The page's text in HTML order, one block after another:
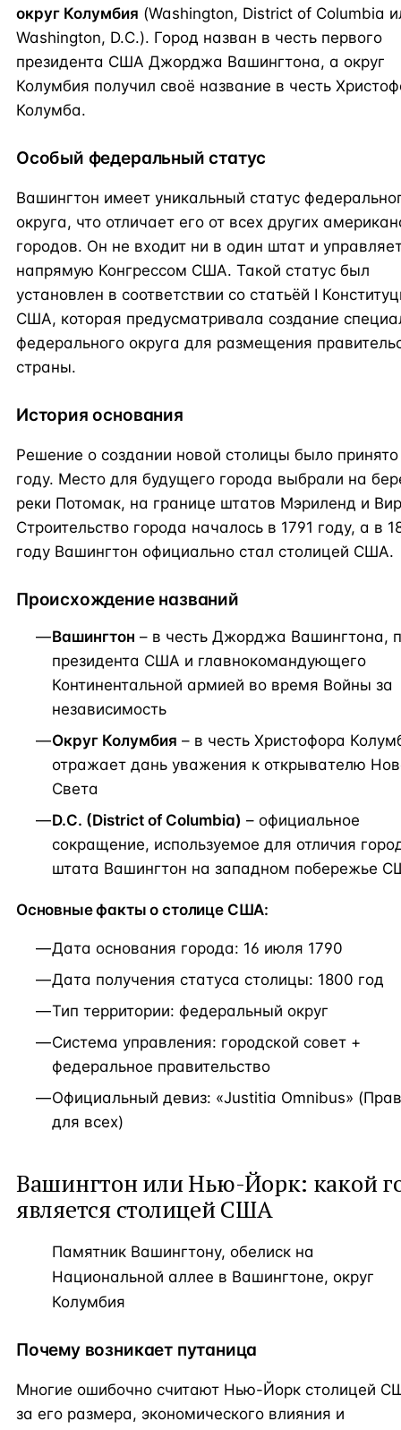
округ Колумбия (Washington, District of Columbia
Washington, D.C.). Город назван в честь первого
президента США Джорджа Вашингтона, а округ
Колумбия получил своё название в честь
Колумба.
Особый федеральный статус
Вашингтон имеет уникальный статус
округа, что отличает его от всех других
городов. Он не входит ни в один штат и
напрямую Конгрессом США. Такой статус был
установлен в соответствии со статьёй I
США, которая предусматривала создание
федерального округа для размещения
страны.
История основания
Решение о создании новой столицы было принято
году. Место для будущего города выбрали на
реки Потомак, на границе штатов Мэриленд и
Строительство города началось в 1791 году, а в
году Вашингтон официально стал столицей США.
Происхождение названий
Вашингтон – в честь Джорджа Вашингтона,
президента США и главнокомандующего
Континентальной армией во время Войны за
независимость
Округ Колумбия – в честь Христофора
отражает дань уважения к открывателю
Света
D.C. (District of Columbia) – официальное
сокращение, используемое для отличия
штата Вашингтон на западном побережье
Основные факты о столице США:
Дата основания города: 16 июля 1790
Дата получения статуса столицы: 1800 год
Тип территории: федеральный округ
Система управления: городской совет +
федеральное правительство
Официальный девиз: «Justitia Omnibus»
для всех)
Вашингтон или Нью-Йорк: какой
является столицей США
Памятник Вашингтону, обелиск на
Национальной аллее в Вашингтоне, округ
Колумбия
Почему возникает путаница
Многие ошибочно считают Нью-Йорк столицей
за его размера, экономического влияния и